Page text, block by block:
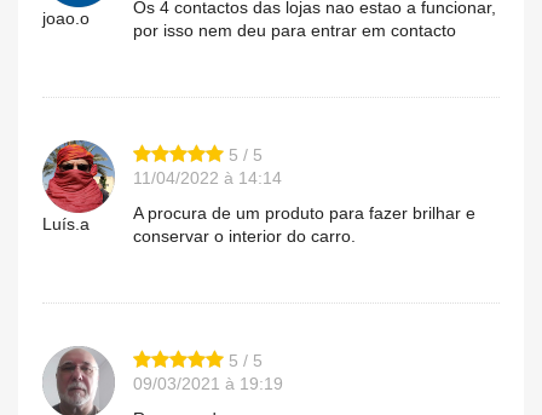
joao.o
Os 4 contactos das lojas nao estao a funcionar,
por isso nem deu para entrar em contacto
Luís.a
5 / 5
11/04/2022 à 14:14
A procura de um produto para fazer brilhar e
conservar o interior do carro.
5 / 5
09/03/2021 à 19:19